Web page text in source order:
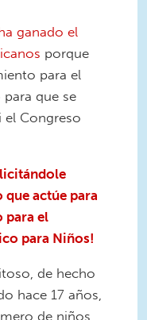
ganado el
porque
para el
que se
el Congreso
queactúe para
para el
para Niños!
de hecho
hace 17 años,
de niños